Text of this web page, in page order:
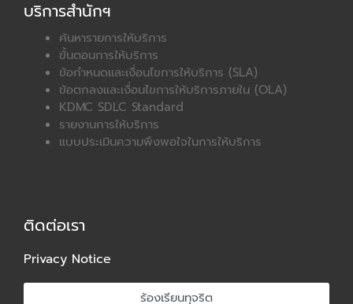
บริการสำนักฯ
ค้นหารายการให้บริการ
ขั้นตอนการให้บริการ
ข้อกำหนดและเงื่อนไขการให้บริการ (SLA)
ข้อตกลงและเงื่อนไขการให้บริการภายใน (OLA)
KDMC SDLC Standard
รายงานการให้บริการ
แบบประเมินความพึงพอใจในการให้บริการ
ติดต่อเรา
Privacy Notice
ร้องเรียนทุจริต